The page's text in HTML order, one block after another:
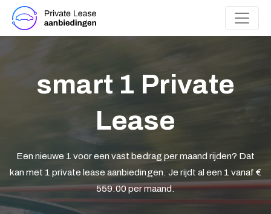
smart 1 Private
Lease
Een nieuwe 1 voor een vast bedrag per maand rijden? Dat
kan met 1 private lease aanbiedingen. Je rijdt al een 1 vanaf €
559.00 per maand.